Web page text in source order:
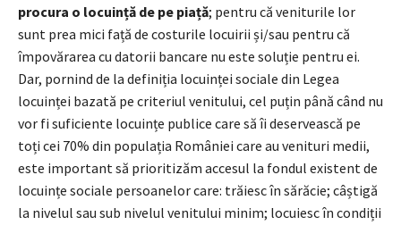
procura o locuință de pe piață; pentru că veniturile lor
sunt prea mici față de costurile locuirii și/sau pentru că
împovărarea cu datorii bancare nu este soluție pentru ei.
Dar, pornind de la definiția locuinței sociale din Legea
locuinței bazată pe criteriul venitului, cel puțin până când nu
vor fi suficiente locuințe publice care să îi deservească pe
toți cei 70% din populația României care au venituri medii,
este important să prioritizăm accesul la fondul existent de
locuințe sociale persoanelor care: trăiesc în sărăcie; câștigă
la nivelul sau sub nivelul venitului minim; locuiesc în condiții